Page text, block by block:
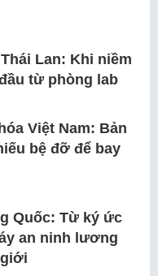
Lan: Khi niềm
từ phòng lab
Việt Nam: Bản
bệ đỡ để bay
Quốc: Từ ký ức
an ninh lương